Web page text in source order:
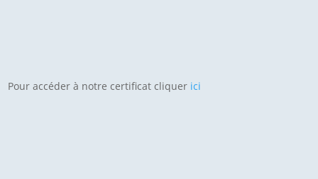
Pour accéder à notre certificat cliquer ici